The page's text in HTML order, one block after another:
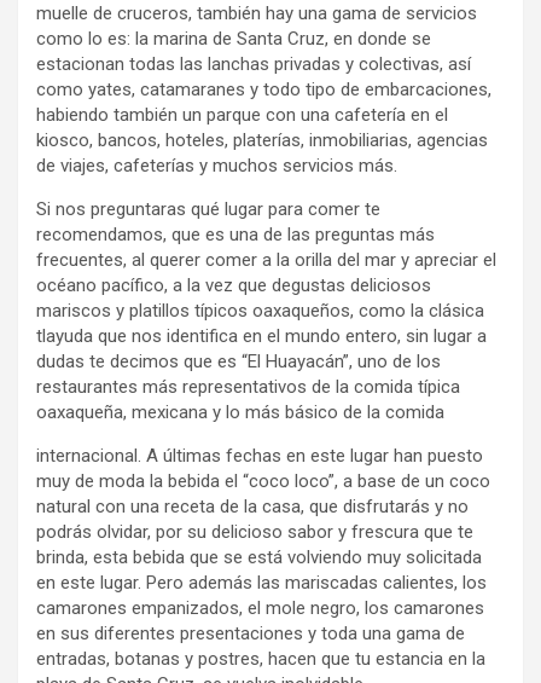
muelle de cruceros, también hay una gama de servicios
como lo es: la marina de Santa Cruz, en donde se
estacionan todas las lanchas privadas y colectivas, así
como yates, catamaranes y todo tipo de embarcaciones,
habiendo también un parque con una cafetería en el
kiosco, bancos, hoteles, platerías, inmobiliarias, agencias
de viajes, cafeterías y muchos servicios más.
Si nos preguntaras qué lugar para comer te
recomendamos, que es una de las preguntas más
frecuentes, al querer comer a la orilla del mar y apreciar el
océano pacífico, a la vez que degustas deliciosos
mariscos y platillos típicos oaxaqueños, como la clásica
tlayuda que nos identifica en el mundo entero, sin lugar a
dudas te decimos que es “El Huayacán”, uno de los
restaurantes más representativos de la comida típica
oaxaqueña, mexicana y lo más básico de la comida
internacional. A últimas fechas en este lugar han puesto
muy de moda la bebida el “coco loco”, a base de un coco
natural con una receta de la casa, que disfrutarás y no
podrás olvidar, por su delicioso sabor y frescura que te
brinda, esta bebida que se está volviendo muy solicitada
en este lugar. Pero además las mariscadas calientes, los
camarones empanizados, el mole negro, los camarones
en sus diferentes presentaciones y toda una gama de
entradas, botanas y postres, hacen que tu estancia en la